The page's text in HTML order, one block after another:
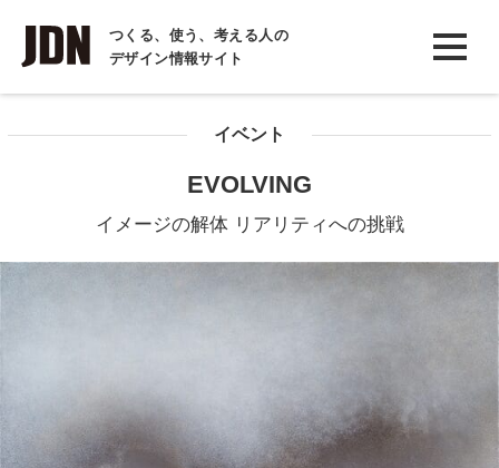
つくる、使う、考える人の
デザイン情報サイト
INTERVIEW
インタビュー
COLUMN
イベント
EVOLVING
イメージの解体 リアリティへの挑戦